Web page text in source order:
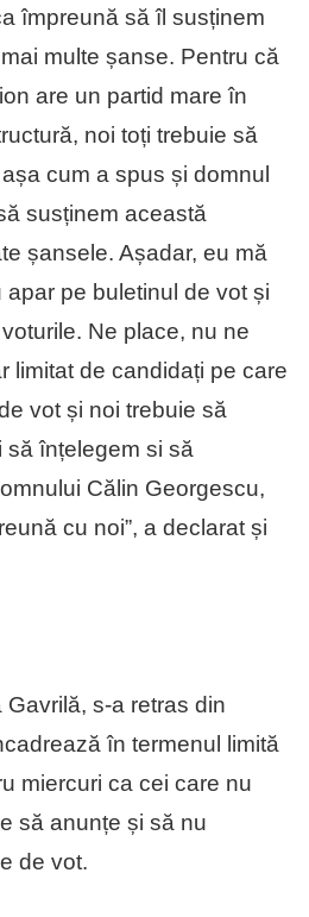
împreună să îl susținem
multe șanse. Pentru că
are un partid mare în
noi toți trebuie să
cum a spus și domnul
susținem această
șansele. Așadar, eu mă
pe buletinul de vot și
Ne place, nu ne
limitat de candidați pe care
vot și noi trebuie să
să înțelegem si să
Călin Georgescu,
cu noi”, a declarat și
Gavrilă, s-a retras din
în termenul limită
miercuri ca cei care nu
să anunțe și să nu
de vot.